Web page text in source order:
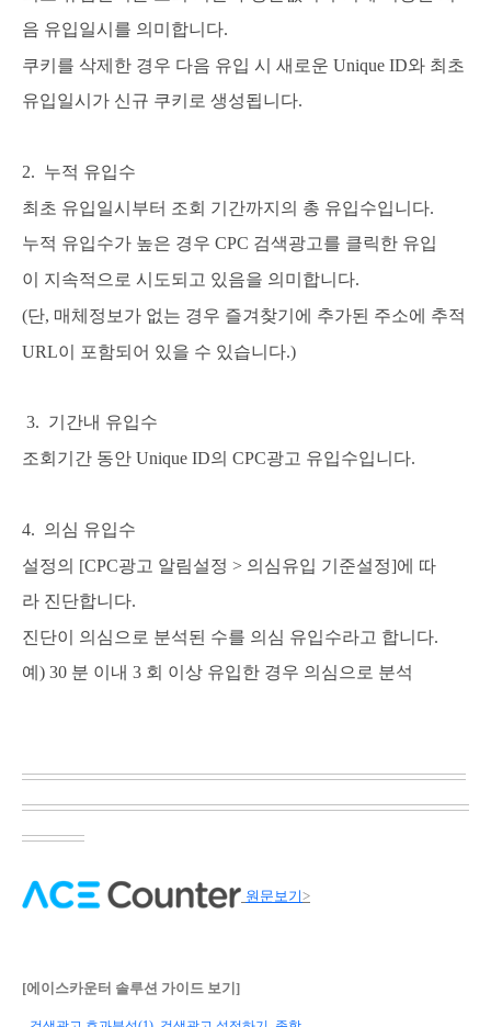
음 유입일시를 의미합니다.
쿠키를 삭제한 경우 다음 유입 시 새로운 Unique ID와 최초
유입일시가 신규 쿠키로 생성됩니다.
2. 누적 유입수
최초 유입일시부터 조회 기간까지의 총 유입수입니다.
누적 유입수가 높은 경우 CPC 검색광고를 클릭한 유입
이 지속적으로 시도되고 있음을 의미합니다.
(단, 매체정보가 없는 경우 즐겨찾기에 추가된 주소에 추적
URL이
포함되어 있을 수 있습니다.)
3. 기간내 유입수
조회기간 동안 Unique ID의 CPC광고 유입수입니다.
4. 의심 유입수
설정의 [CPC광고 알림설정 > 의심유입 기준설정]에 따
라 진단합니다.
진단이 의심으로 분석된 수를 의심 유입수라고 합니다.
예) 30 분 이내 3 회 이상 유입한 경우 의심으로 분석
​
원문보기>
[에이스카운터 솔루션 가이드 보기]